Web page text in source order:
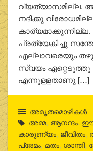
വ്യത്യാസമില്ല.
നദിക്കു
പ്രത്യേകിച്ചു
എല്ലാവരെയും
സ്വയം ഏറ്റെടുത്തു
എന്നുള്ളതാണു […]
അമൃതമൊഴികള്‍
അമ്മ, ആനന്ദം,
കാരുണ്യം, ജീവിതം,
പ്രേമം, മതം, ശാന്തി,